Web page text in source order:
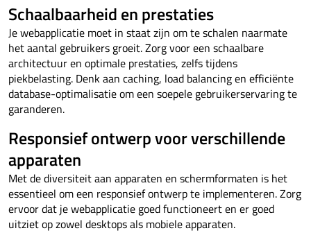
Schaalbaarheid en prestaties
Je webapplicatie moet in staat zijn om te schalen naarmate
het aantal gebruikers groeit. Zorg voor een schaalbare
architectuur en optimale prestaties, zelfs tijdens
piekbelasting. Denk aan caching, load balancing en efficiënte
database-optimalisatie om een soepele gebruikerservaring te
garanderen.
Responsief ontwerp voor verschillende
apparaten
Met de diversiteit aan apparaten en schermformaten is het
essentieel om een responsief ontwerp te implementeren. Zorg
ervoor dat je webapplicatie goed functioneert en er goed
uitziet op zowel desktops als mobiele apparaten.